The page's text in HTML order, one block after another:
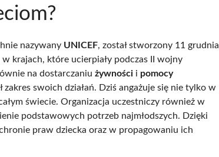
nazywany UNICEF, został stworzony 11 grudnia
krajach, które ucierpiały podczas II wojny
na dostarczaniu żywności i pomocy
zakres swoich działań. Dziś angażuje się nie tylko w
świecie. Organizacja uczestniczy również w
podstawowych potrzeb najmłodszych. Dzięki
praw dziecka oraz w propagowaniu ich